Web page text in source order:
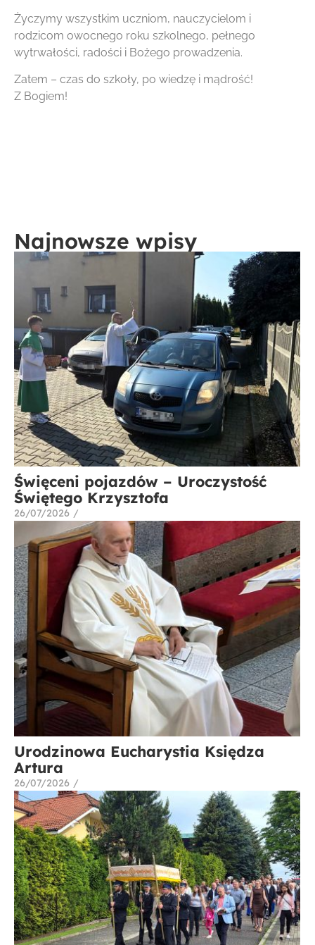
Życzymy wszystkim uczniom, nauczycielom i
rodzicom owocnego roku szkolnego, pełnego
wytrwałości, radości i Bożego prowadzenia.
Zatem – czas do szkoły, po wiedzę i mądrość!
Z Bogiem!
Najnowsze wpisy
Święceni pojazdów – Uroczystość
Świętego Krzysztofa
26/07/2026 /
Urodzinowa Eucharystia Księdza
Artura
26/07/2026 /